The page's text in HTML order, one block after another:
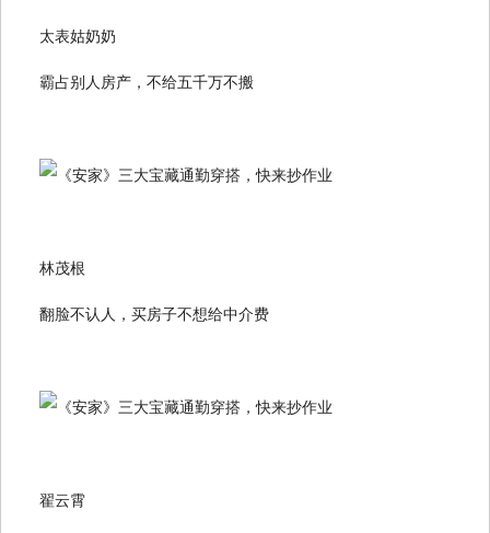
太表姑奶奶
霸占别人房产，不给五千万不搬
林茂根
翻脸不认人，买房子不想给中介费
翟云霄